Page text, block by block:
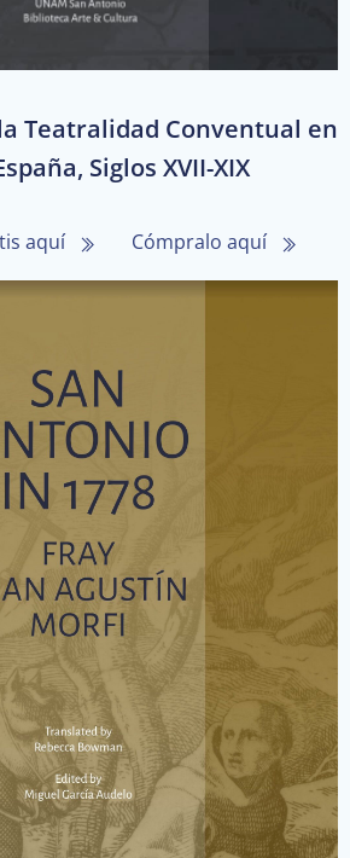
Teatralidad Conventual en
Siglos XVII-XIX
aquí Cómpralo aquí